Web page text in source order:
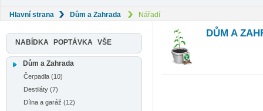
Hlavní strana Dům a Zahrada Nářadí
NABÍDKA POPTÁVKA VŠE
Dům a Zahrada
Čerpadla (10)
Destiláty (7)
Dílna a garáž (12)
DŮM A